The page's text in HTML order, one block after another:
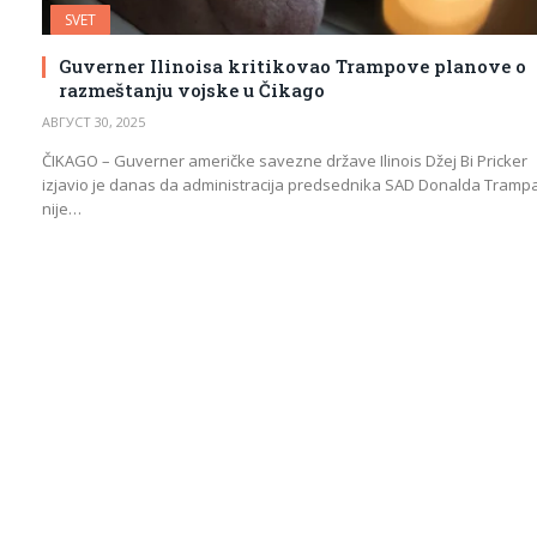
SVET
Guverner Ilinoisa kritikovao Trampove planove o
razmeštanju vojske u Čikago
АВГУСТ 30, 2025
ČIKAGO – Guverner američke savezne države Ilinois Džej Bi Pricker
izjavio je danas da administracija predsednika SAD Donalda
nije…